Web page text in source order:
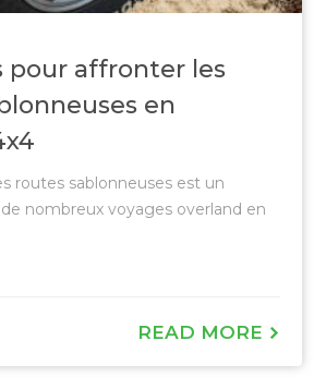
pour affronter les
en
routes sablonneuses est un
nombreux voyages overland en
READ MORE